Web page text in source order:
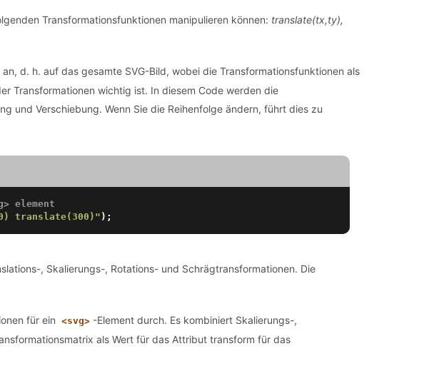
Transformationsfunktionen manipulieren können: translate(tx,ty),
an, d. h. auf das gesamte SVG-Bild, wobei die Transformationsfunktionen als
Transformationen wichtig ist. In diesem Code werden die
und Verschiebung. Wenn Sie die Reihenfolge ändern, führt dies zu
element
translate(300)"
, Skalierungs-, Rotations- und Schrägtransformationen. Die
für ein <svg> -Element durch. Es kombiniert Skalierungs-,
als Wert für das Attribut transform für das